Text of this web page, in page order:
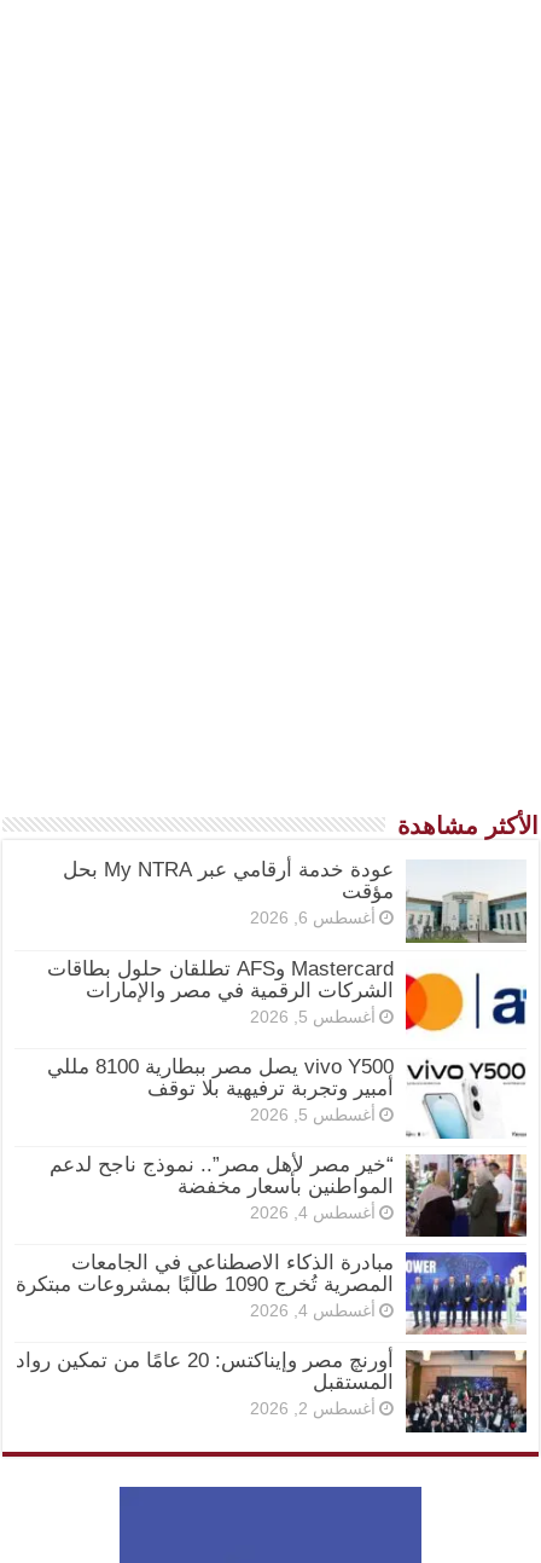
الأكثر مشاهدة
عودة خدمة أرقامي عبر My NTRA بحل
مؤقت
أغسطس 6, 2026
Mastercard وAFS تطلقان حلول بطاقات
الشركات الرقمية في مصر والإمارات
أغسطس 5, 2026
vivo Y500 يصل مصر ببطارية 8100 مللي
أمبير وتجربة ترفيهية بلا توقف
أغسطس 5, 2026
“خير مصر لأهل مصر”.. نموذج ناجح لدعم
المواطنين بأسعار مخفضة
أغسطس 4, 2026
مبادرة الذكاء الاصطناعي في الجامعات
المصرية تُخرج 1090 طالبًا بمشروعات مبتكرة
أغسطس 4, 2026
أورنچ مصر وإيناكتس: 20 عامًا من تمكين رواد
المستقبل
أغسطس 2, 2026